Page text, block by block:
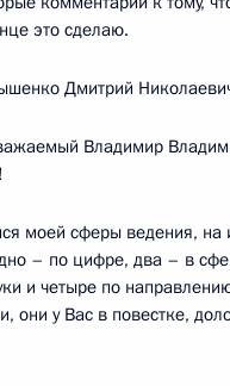
это сделаю.
Дмитрий
Владимир
моей сферы ведения, на
– по цифре, два – в
и четыре по
они у Вас в повестке,